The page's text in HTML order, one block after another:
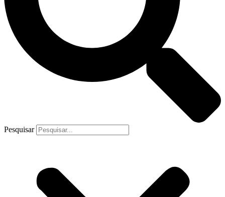
Pesquisar